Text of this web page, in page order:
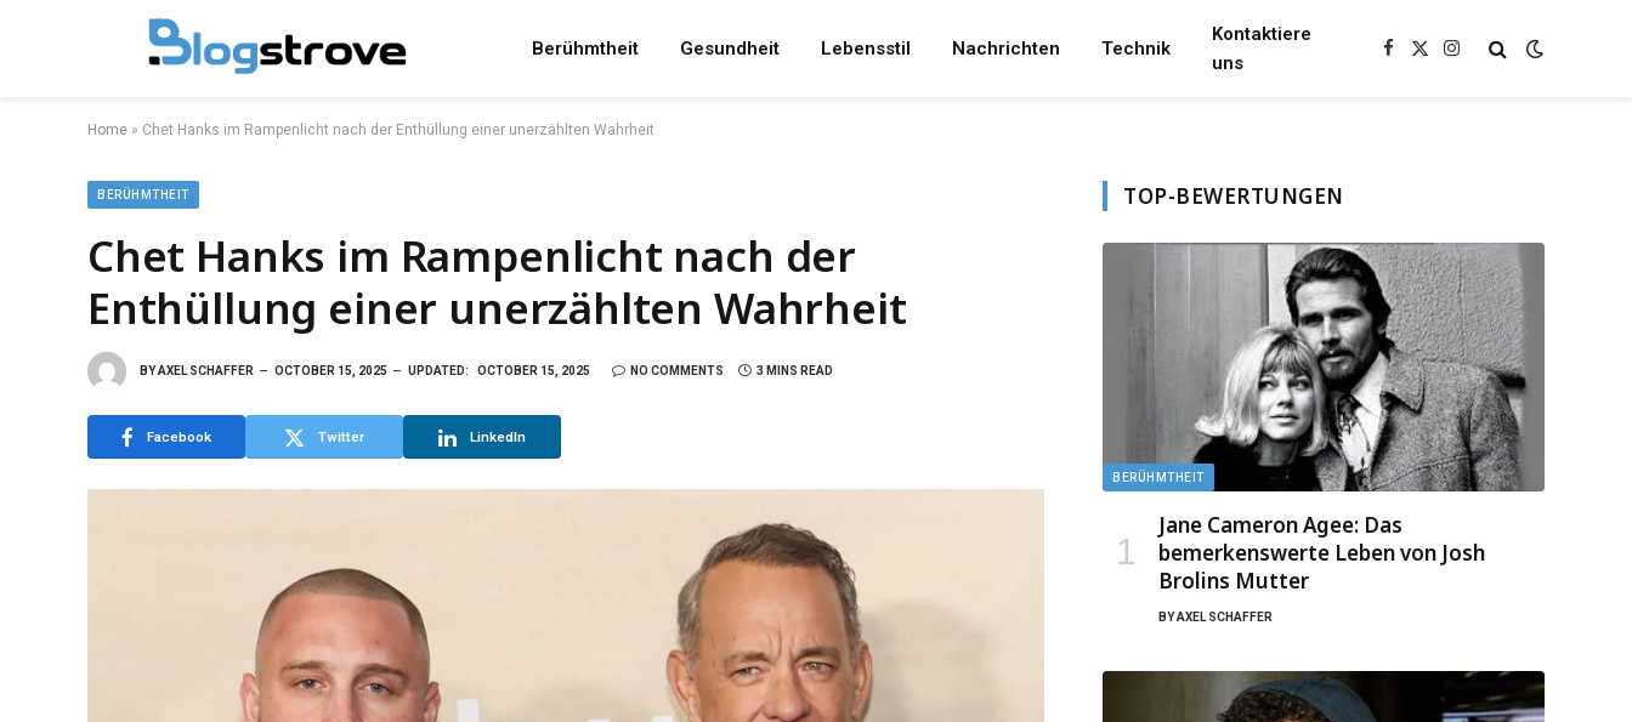
Berühmtheit Gesundheit Lebensstil Nachrichten Technik
Kontaktiere
uns
Facebook
X
Instagram
Home » Chet Hanks im Rampenlicht nach der Enthüllung einer unerzählten Wahrheit
BERÜHMTHEIT
Chet Hanks im Rampenlicht nach der
Enthüllung einer unerzählten Wahrheit
BYAXEL SCHAFFER OCTOBER 15, 2025 UPDATED: OCTOBER 15, 2025 NO COMMENTS 3 MINS READ
Facebook Twitter LinkedIn
TOP-BEWERTUNGEN
BERÜHMTHEIT
Jane Cameron Agee: Das
bemerkenswerte Leben von Josh
Brolins Mutter
BYAXEL SCHAFFER